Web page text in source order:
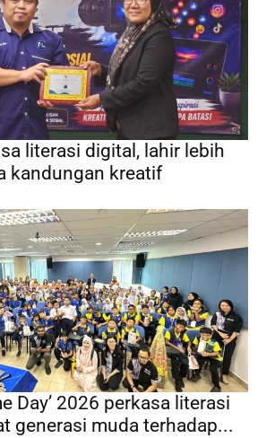
literasi digital, lahir lebih
kandungan kreatif
Day’ 2026 perkasa literasi
generasi muda terhadap...